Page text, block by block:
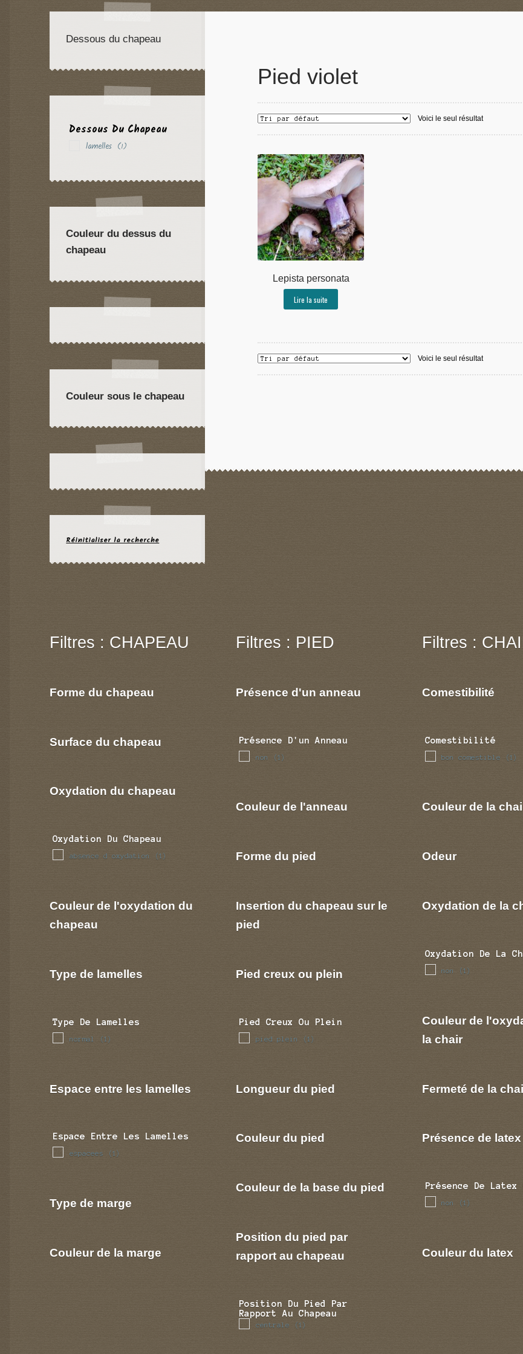
Pied violet
Voici le seul résultat
Lepista personata
Lire la suite
Voici le seul résultat
Dessous du chapeau
Dessous Du Chapeau
lamelles (1)
Couleur du dessus du
chapeau
Couleur sous le chapeau
Réinitialiser la recherche
Filtres : CHAPEAU
Forme du chapeau
Surface du chapeau
Oxydation du chapeau
Oxydation Du Chapeau
absence d oxydation (1)
Couleur de l'oxydation du
chapeau
Type de lamelles
Type De Lamelles
normal (1)
Espace entre les lamelles
Espace Entre Les Lamelles
espacees (1)
Type de marge
Couleur de la marge
Filtres : PIED
Présence d'un anneau
Présence D'un Anneau
non (1)
Couleur de l'anneau
Forme du pied
Insertion du chapeau sur le
pied
Pied creux ou plein
Pied Creux Ou Plein
pied plein (1)
Longueur du pied
Couleur du pied
Couleur de la base du pied
Position du pied par
rapport au chapeau
Position Du Pied Par
Rapport Au Chapeau
centrale (1)
Filtres :
Comestibilité
Comestibilité
bon comestible (1)
Couleur de la
Odeur
Oxydation de la
Oxydation De La
non (1)
Couleur de
la chair
Fermeté de la
Présence de
Présence De
non (1)
Couleur du latex